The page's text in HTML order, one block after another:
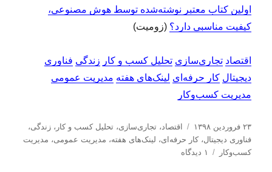
اولین کتاب معتبر نوشته‌شده توسط هوش مصنوعی،
کیفیت مناسبی دارد؟ (زومیت)
اقتصاد تجاری‌سازی تحلیل کسب و کار زندگی فناوری
دیجیتال کار حرفه‌ای لینک‌های هفته مدیریت عمومی
مدیریت کسب‌و‌کار
ا
ر
س
۲۳ فروردین ۱۳۹۸
د
س
ت
اقتصاد ،تجاری‌سازی،تحلیل كسب و كار ،زندگی،
فناوری دیجیتال،کار حرفه‌ای، لینک‌های هفته، مدیریت عمومی، مدیریت
كسب‌و‌كار
۱ دیدگاه